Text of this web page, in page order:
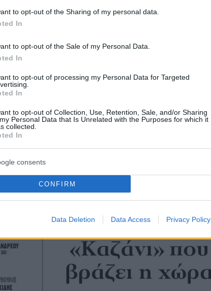
to opt-out of the Sharing of my personal data.
In
to opt-out of the Sale of my Personal Data.
In
to opt-out of processing my Personal Data for Targeted
In
to opt-out of Collection, Use, Retention, Sale, and/or Sharing
Personal Data that Is Unrelated with the Purposes for which it
collected.
In
consents
CONFIRM
Data Deletion Data Access Privacy Policy